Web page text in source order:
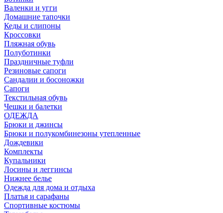
Валенки и угги
Домашние тапочки
Кеды и слипоны
Кроссовки
Пляжная обувь
Полуботинки
Праздничные туфли
Резиновые сапоги
Сандалии и босоножки
Сапоги
Текстильная обувь
Чешки и балетки
ОДЕЖДА
Брюки и джинсы
Брюки и полукомбинезоны утепленные
Дождевики
Комплекты
Купальники
Лосины и леггинсы
Нижнее белье
Одежда для дома и отдыха
Платья и сарафаны
Спортивные костюмы